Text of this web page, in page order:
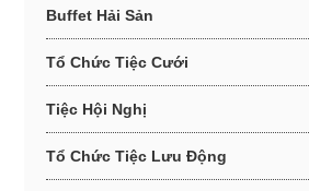
Buffet Hải Sản
Tổ Chức Tiệc Cưới
Tiệc Hội Nghị
Tổ Chức Tiệc Lưu Động